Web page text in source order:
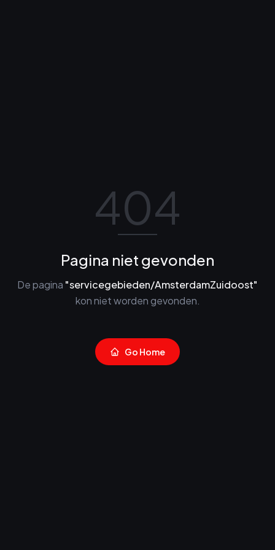
404
Pagina niet gevonden
De pagina "servicegebieden/AmsterdamZuidoost"
kon niet worden gevonden.
Go Home